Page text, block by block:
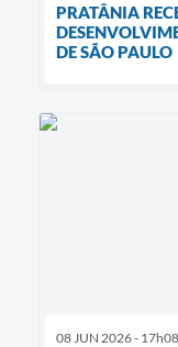
PRATÂNIA
DE SÃO PAULO
08 JUN 2026 - 17h08